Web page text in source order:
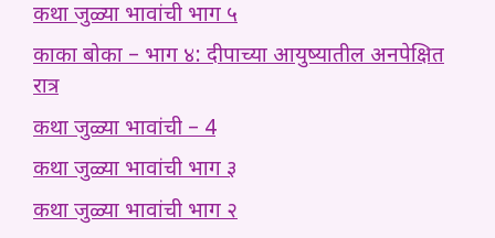
कथा जुळ्या भावांची भाग ५
काका बोका – भाग ४: दीपाच्या आयुष्यातील अनपेक्षित
रात्र
कथा जुळ्या भावांची – 4
कथा जुळ्या भावांची भाग ३
कथा जुळ्या भावांची भाग २